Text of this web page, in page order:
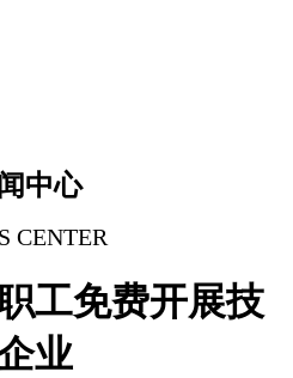
中心
CENTER
工免费开展技
业